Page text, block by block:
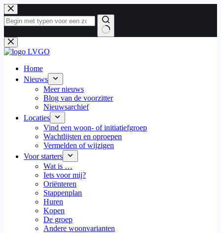
Ga
naar
de
Geen
resultaten
Home
Nieuws
Meer nieuws
Blog van de voorzitter
Nieuwsarchief
Locaties
Vind een woon- of initiatiefgroep
Wachtlijsten en oproepen
Vermelden of wijzigen
Voor starters
Wat is …
Iets voor mij?
Oriënteren
Stappenplan
Huren
Kopen
De groep
Andere woonvarianten